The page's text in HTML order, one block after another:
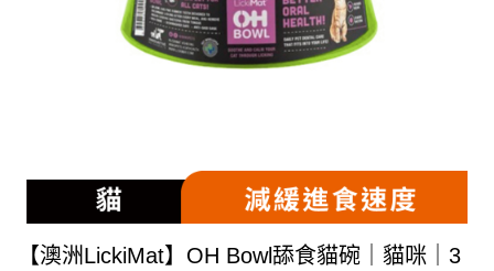
【澳洲LickiMat】OH Bowl舔食貓碗｜貓咪｜3